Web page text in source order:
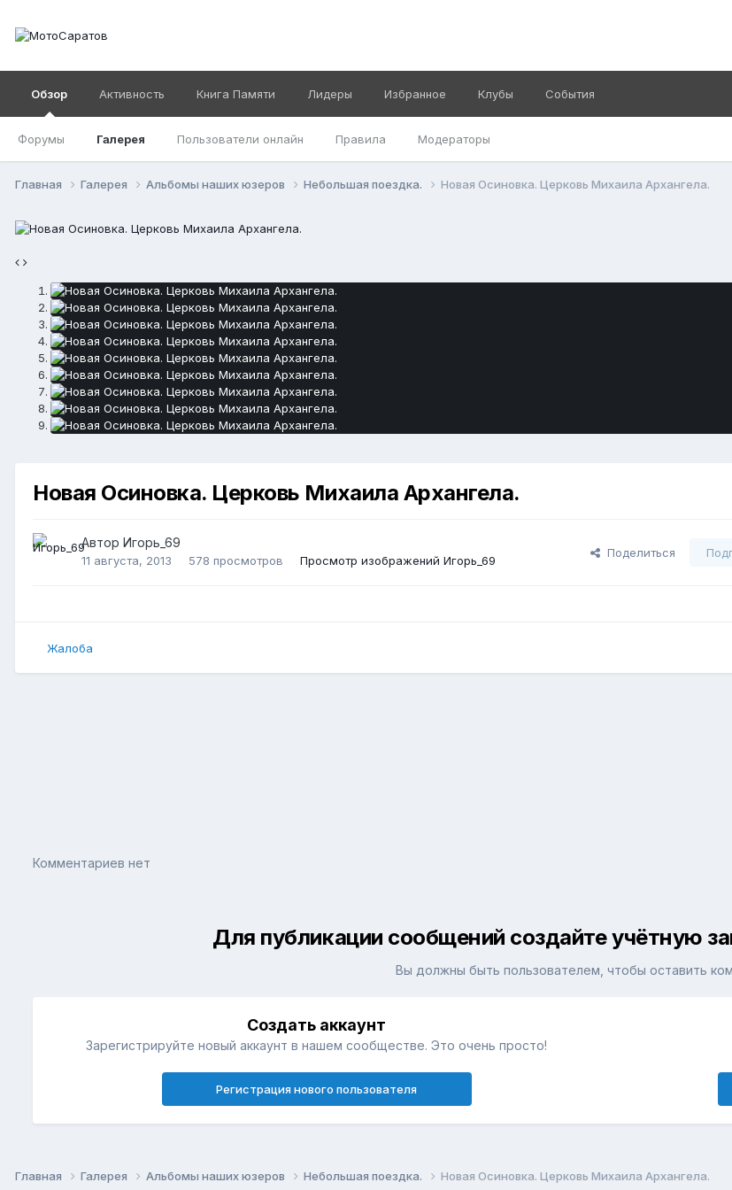
Обзор
Форумы Галерея Пользователи онлайн Правила Модераторы
Активность Книга Памяти Лидеры Избранное Клубы События
Главная Галерея Альбомы наших юзеров Небольшая поездка. Новая Осиновка. Церковь Михаила Архангела.
Новая Осиновка. Церковь Михаила Архангела.
Автор Игорь_69
11 августа, 2013 578 просмотров Просмотр изображений Игорь_69
Поделиться
Жалоба
Комментариев нет
Для публикации сообщений создайте учётную
Вы должны быть пользователем, чтобы оставить
Создать аккаунт
Зарегистрируйте новый аккаунт в нашем сообществе. Это очень просто!
Регистрация нового пользователя
Главная Галерея Альбомы наших юзеров Небольшая поездка. Новая Осиновка. Церковь Михаила Архангела.